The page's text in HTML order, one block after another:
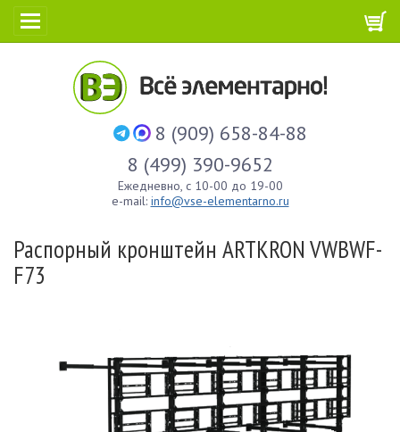
8 (909) 658-84-88
8 (499) 390-9652
Ежедневно, с 10-00 до 19-00
e-mail: info@vse-elementarno.ru
Распорный кронштейн ARTKRON VWBWF-
F73